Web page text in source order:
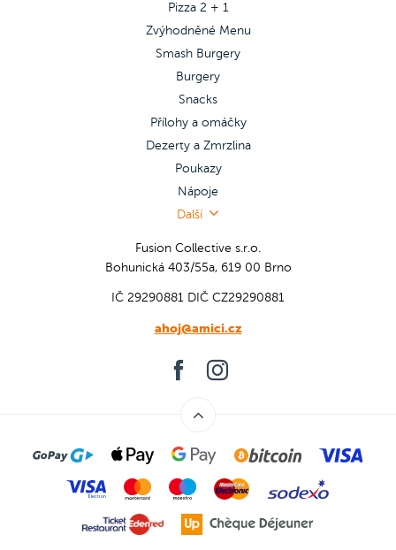
Pizza 2 + 1
Zvýhodněné Menu
Smash Burgery
Burgery
Snacks
Přílohy a omáčky
Dezerty a Zmrzlina
Poukazy
Nápoje
Další
Fusion Collective s.r.o.
Bohunická 403/55a, 619 00 Brno
IČ 29290881 DIČ CZ29290881
ahoj@amici.cz